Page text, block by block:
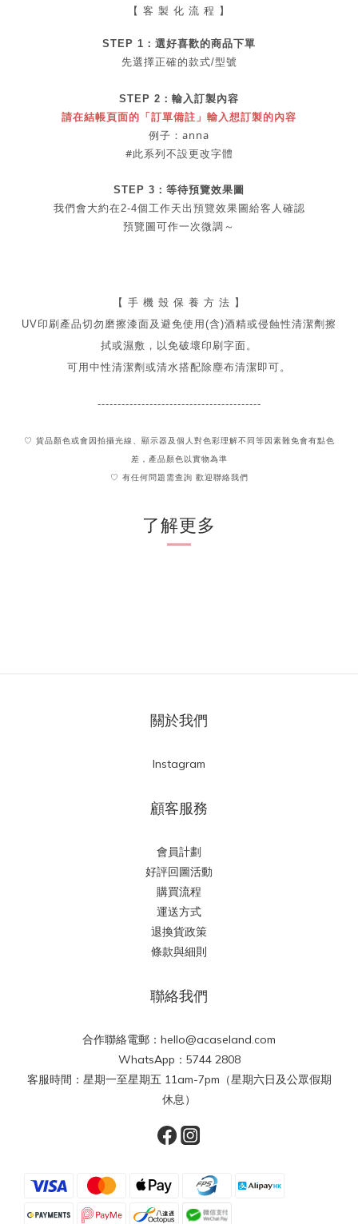
【 客 製 化 流 程 】
STEP 1： 選好喜歡的商品下單
先選擇正確的款式/型號
STEP 2： 輸入訂製內容
請在結帳頁面的「訂單備註」輸入想訂製的內容
例子：anna
#此系列不設更改字體
STEP 3：等待預覽效果圖
我們會大約在2-4個工作天出 預覽效果圖給客人確認
預覽圖可作一次微調～
【 手 機 殼 保 養 方 法 】
UV印刷產品切勿磨擦漆面及 避免使用(含)酒精或侵蝕性清潔劑擦
拭或濕敷，以免破壞印刷字面。
可用中性清潔劑或清水搭配除塵布清潔即可。
-----------------------------------------
♡ 貨品顏色或會因拍攝光線、顯示器及個人對色彩理解不同 等因素難免會有點色
差，產品顏色以實物為準
♡ 有任何問題需查詢 歡迎聯絡我們
了解更多
關於我們
Instagram
顧客服務
會員計劃
好評回圖活動
購買流程
運送方式
退換貨政策
條款與細則
聯絡我們
合作聯絡電郵：hello@acaseland.com
WhatsApp：5744 2808
客服時間：星期一至星期五 11am-7pm（星期六日及公眾假期
休息）